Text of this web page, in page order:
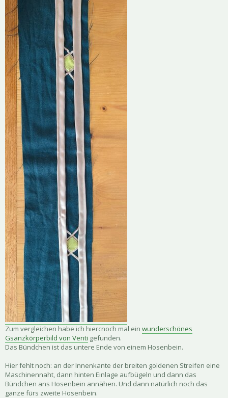
Zum vergleichen habe ich hiercnoch mal ein wunderschönes
Gsanzkörperbild von Venti gefunden.
Das Bündchen ist das untere Ende von einem Hosenbein.
Hier fehlt noch: an der Innenkante der breiten goldenen Streifen eine
Maschinennaht, dann hinten Einlage aufbügeln und dann das
Bündchen ans Hosenbein annähen. Und dann natürlich noch das
ganze fürs zweite Hosenbein.